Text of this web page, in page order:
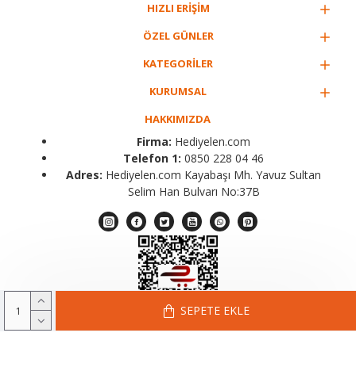
SEPETE EKLE
HIZLI ERİŞİM
ÖZEL GÜNLER
KATEGORİLER
KURUMSAL
HAKKIMIZDA
Firma: Hediyelen.com
Telefon 1: 0850 228 04 46
Adres: Hediyelen.com Kayabaşı Mh. Yavuz Sultan
Selim Han Bulvarı No:37B